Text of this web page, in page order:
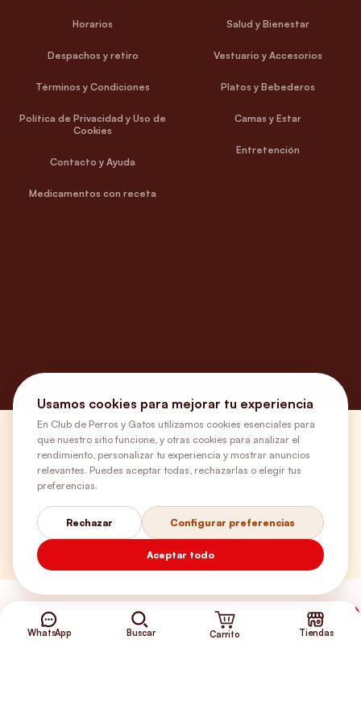
Horarios
Despachos y retiro
Términos y Condiciones
Política de Privacidad y Uso de
Cookies
Contacto y Ayuda
Medicamentos con receta
Salud y Bienestar
Vestuario y Accesorios
Platos y Bebederos
Camas y Estar
Entretención
¿Necesitas ayuda?
WhatsApp Buscar Carrito Tiendas
Usamos cookies para mejorar tu experiencia
En Club de Perros y Gatos utilizamos cookies esenciales para
que nuestro sitio funcione, y otras cookies para analizar el
rendimiento, personalizar tu experiencia y mostrar anuncios
relevantes. Puedes aceptar todas, rechazarlas o elegir tus
preferencias.
Rechazar Configurar preferencias
Aceptar todo